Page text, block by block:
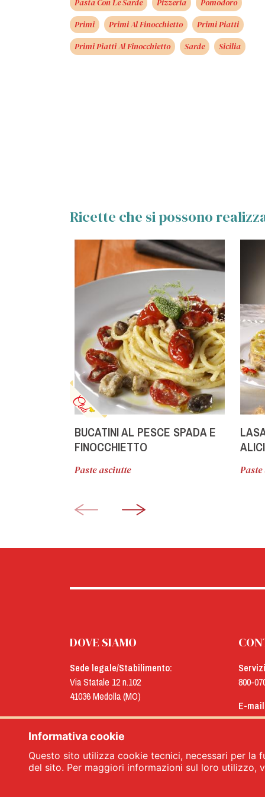
Primi
Primi Al Finocchietto
Primi Piatti
Primi Piatti Al Finocchietto
Sarde Sicilia
Ricette che si possono
BUCATINI AL PESCE SPADA E
FINOCCHIETTO
Paste asciutte
DOVE SIAMO
Sede legale/Stabilimento:
Via Statale 12 n.102
41036 Medolla (MO)
Uffici:
Via Concordia n.25
800-
E-
Informativa cookie
Questo sito utilizza cookie tecnici, necessari per la
del sito. Per maggiori informazioni sul loro utilizzo,